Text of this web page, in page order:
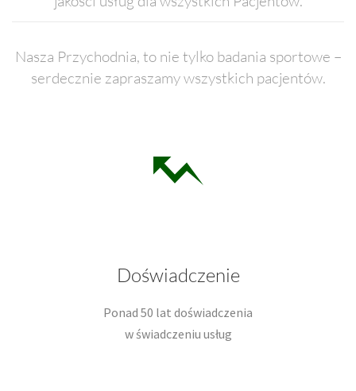
Nasza Przychodnia, to nie tylko badania sportowe –
serdecznie zapraszamy wszystkich pacjentów.
Doświadczenie
Ponad 50 lat doświadczenia
w świadczeniu usług